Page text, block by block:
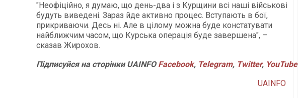
"Неофіційно, я думаю, що день-два і з Курщини всі наші військові
будуть виведені. Зараз йде активно процес. Вступають в бої,
прикриваючи. Десь ні. Але в цілому можна буде констатувати
найближчим часом, що Курська операція буде завершена", –
сказав Жирохов.
ПідписуйсянасторінкиUAINFO Facebook, Telegram, Twitter, YouTube
UAINFO